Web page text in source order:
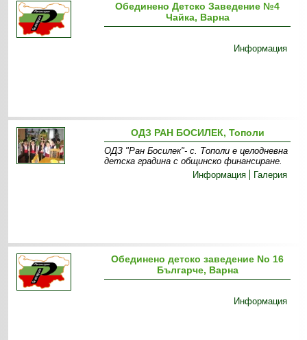
Обединено Детско Заведение №4
Чайка, Варна
Информация
ОДЗ РАН БОСИЛЕК, Тополи
ОДЗ "Ран Босилек"- с. Тополи е целодневна
детска градина с общинско финансиране.
Информация
Галерия
Обединено детско заведение Nо 16
Българче, Варна
Информация